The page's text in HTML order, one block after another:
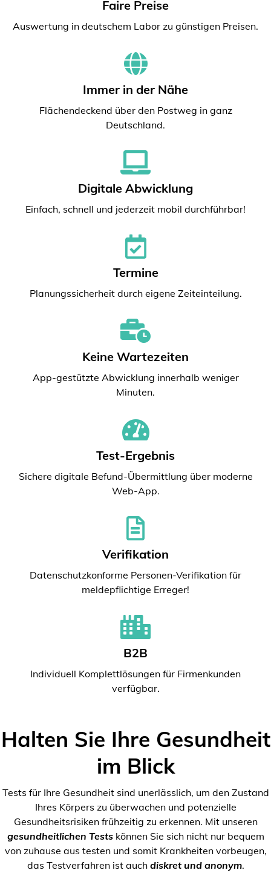
Faire Preise
Auswertung in deutschem Labor zu günstigen Preisen.
Immer in der Nähe
Flächendeckend über den Postweg in ganz
Deutschland.
Digitale Abwicklung
Einfach, schnell und jederzeit mobil durchführbar!
Termine
Planungssicherheit durch eigene Zeiteinteilung.
Keine Wartezeiten
App-gestützte Abwicklung innerhalb weniger
Minuten.
Test-Ergebnis
Sichere digitale Befund-Übermittlung über moderne
Web-App.
Verifikation
Datenschutzkonforme Personen-Verifikation für
meldepflichtige Erreger!
B2B
Individuell Komplettlösungen für Firmenkunden
verfügbar.
Halten Sie Ihre Gesundheit
im Blick
Tests für Ihre Gesundheit sind unerlässlich, um den Zustand
Ihres Körpers zu überwachen und potenzielle
Gesundheitsrisiken frühzeitig zu erkennen. Mit unseren
gesundheitlichen Testskönnen Sie sich nicht nur bequem
von zuhause aus testen und somit Krankheiten vorbeugen,
das Testverfahren ist auch diskret und anonym.